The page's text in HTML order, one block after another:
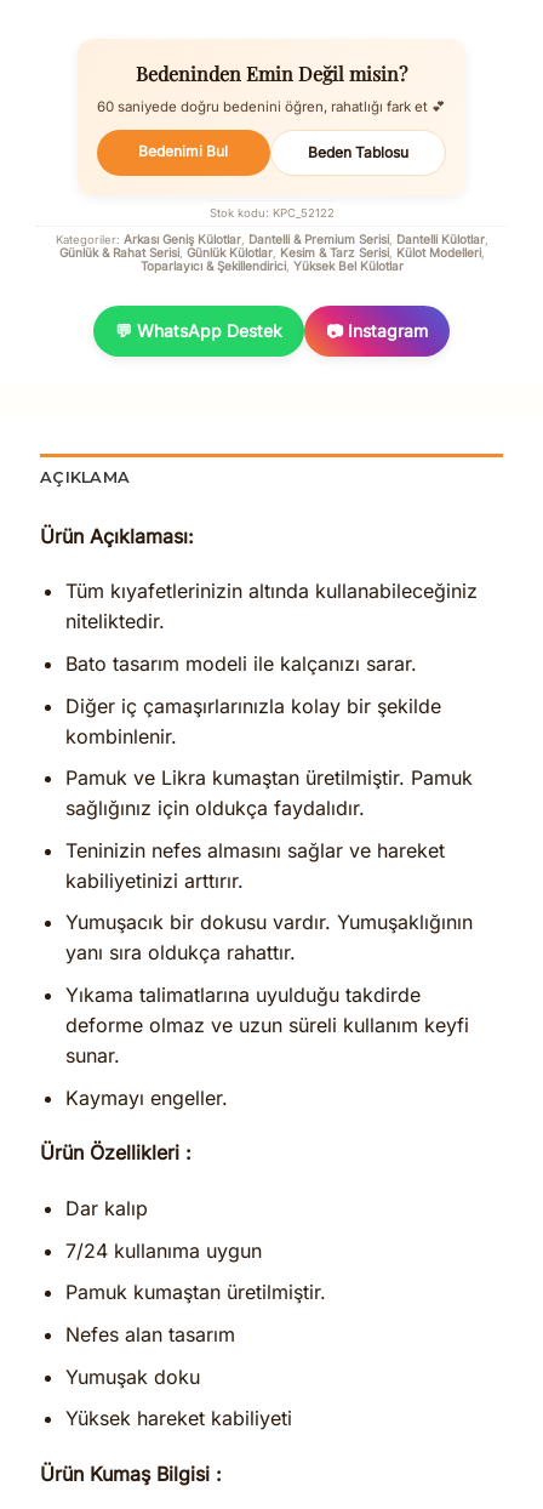
Bedeninden Emin Değil misin?
60 saniyede doğru bedenini öğren, rahatlığı fark et 💕
Bedenimi Bul Beden Tablosu
Stok kodu: KPC_52122
Kategoriler: Arkası Geniş Külotlar, Dantelli & Premium Serisi, Dantelli Külotlar,
Günlük & Rahat Serisi, Günlük Külotlar, Kesim & Tarz Serisi, Külot Modelleri,
Toparlayıcı & Şekillendirici, Yüksek Bel Külotlar
💬 WhatsApp Destek 📷 Instagram
AÇIKLAMA
Ürün Açıklaması:
Tüm kıyafetlerinizin altında kullanabileceğiniz
niteliktedir.
Bato tasarım modeli ile kalçanızı sarar.
Diğer iç çamaşırlarınızla kolay bir şekilde
kombinlenir.
Pamuk ve Likra kumaştan üretilmiştir. Pamuk
sağlığınız için oldukça faydalıdır.
Teninizin nefes almasını sağlar ve hareket
kabiliyetinizi arttırır.
Yumuşacık bir dokusu vardır. Yumuşaklığının
yanı sıra oldukça rahattır.
Yıkama talimatlarına uyulduğu takdirde
deforme olmaz ve uzun süreli kullanım keyfi
sunar.
Kaymayı engeller.
Ürün Özellikleri :
Dar kalıp
7/24 kullanıma uygun
Pamuk kumaştan üretilmiştir.
Nefes alan tasarım
Yumuşak doku
Yüksek hareket kabiliyeti
Ürün Kumaş Bilgisi :